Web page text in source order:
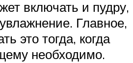
включать и пудру,
Главное,
это тогда, когда
необходимо.